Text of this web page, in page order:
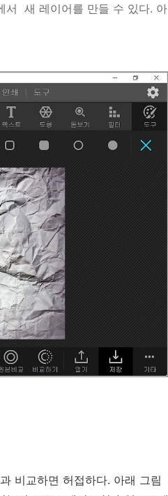
서 새 레이어를 만들 수 있다. 아
비교하면 허접하다. 아래 그림